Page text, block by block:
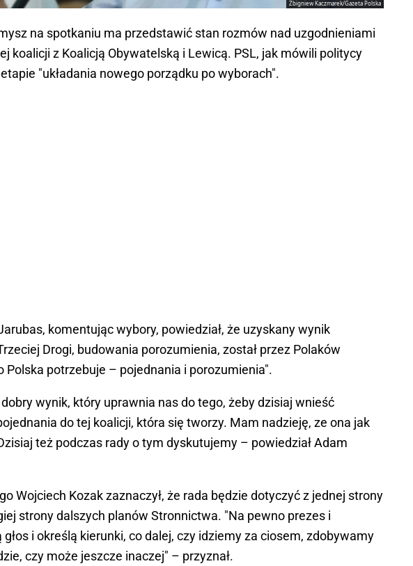
Zbigniew Kaczmarek/Gazeta Polska
na spotkaniu ma przedstawić stan rozmów nad uzgodnieniami
koalicji z Koalicją Obywatelską i Lewicą. PSL, jak mówili politycy
"układania nowego porządku po wyborach".
komentując wybory, powiedział, że uzyskany wynik
Drogi, budowania porozumienia, został przez Polaków
Polska potrzebuje – pojednania i porozumienia".
wynik, który uprawnia nas do tego, żeby dzisiaj wnieść
do tej koalicji, która się tworzy. Mam nadzieję, ze ona jak
też podczas rady o tym dyskutujemy – powiedział Adam
Wojciech Kozak zaznaczył, że rada będzie dotyczyć z jednej strony
strony dalszych planów Stronnictwa. "Na pewno prezes i
i określą kierunki, co dalej, czy idziemy za ciosem, zdobywamy
czy może jeszcze inaczej" – przyznał.